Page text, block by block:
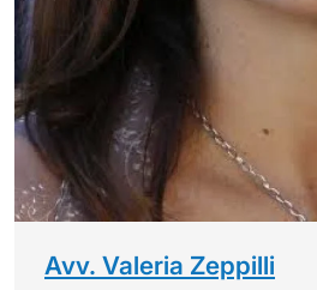
Avv. Valeria Zeppilli